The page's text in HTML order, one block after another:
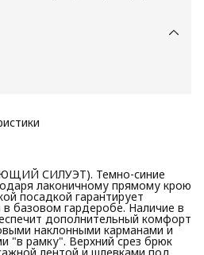
СИЛУЭТ). Темно-синие
лаконичному прямому крою
посадкой гарантирует
базовом гардеробе. Наличие в
дополнительный комфорт
наклонными карманами и
"в рамку". Верхний срез брюк